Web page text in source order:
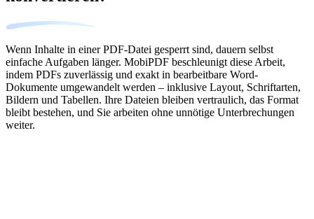
Wenn Inhalte in einer PDF-Datei gesperrt sind, dauern selbst
einfache Aufgaben länger. MobiPDF beschleunigt diese Arbeit,
indem PDFs zuverlässig und exakt in bearbeitbare Word-
Dokumente umgewandelt werden – inklusive Layout, Schriftarten,
Bildern und Tabellen. Ihre Dateien bleiben vertraulich, das Format
bleibt bestehen, und Sie arbeiten ohne unnötige Unterbrechungen
weiter.